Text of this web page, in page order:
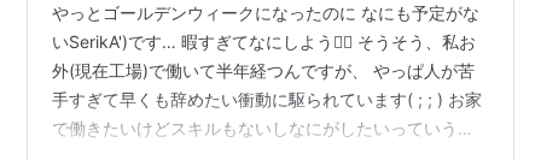
やっとゴールデンウィークになったのに なにも予定がな
いSerikA')です… 暇すぎてなにしよう🤦‍♀️ そうそう、私お
外(現在工場)で働いて半年経つんですが、 やっぱ人が苦
手すぎて早くも辞めたい衝動に駆られています( ; ; ) お家
で働きたいけどスキルもないしなにがしたいっていうの